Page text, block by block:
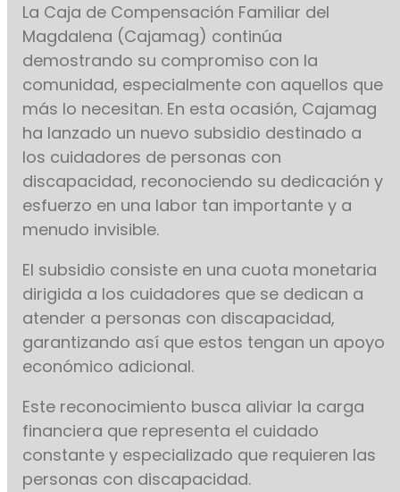
La Caja de Compensación Familiar del
Magdalena (Cajamag) continúa
demostrando su compromiso con la
comunidad, especialmente con aquellos que
más lo necesitan. En esta ocasión, Cajamag
ha lanzado un nuevo subsidio destinado a
los cuidadores de personas con
discapacidad, reconociendo su dedicación y
esfuerzo en una labor tan importante y a
menudo invisible.
El subsidio consiste en una cuota monetaria
dirigida a los cuidadores que se dedican a
atender a personas con discapacidad,
garantizando así que estos tengan un apoyo
económico adicional.
Este reconocimiento busca aliviar la carga
financiera que representa el cuidado
constante y especializado que requieren las
personas con discapacidad.